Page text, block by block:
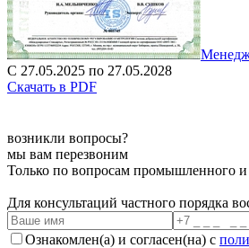
С 27.05.2025 по 27.05.2028
Скачать в PDF
возникли вопросы?
мы вам перезвоним
Только по вопросам промышленного и
Для консультаций частного порядка
Ознакомлен(а) и согласен(на) с